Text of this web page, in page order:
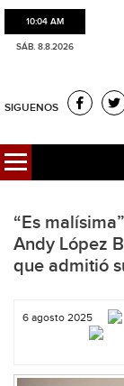
10:04 AM
SÁB. 8.8.2026
SIGUENOS
“Es
Andy López
que admitió
6 agosto 2025